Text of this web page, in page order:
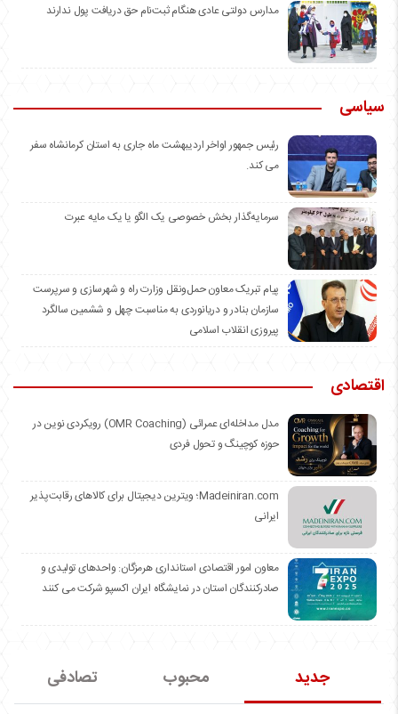
مدارس دولتی عادی هنگام ثبت‌نام حق دریافت پول ندارند
سیاسی
رئیس جمهور اواخر اردیبهشت ماه جاری به استان کرمانشاه سفر
می کند.
سرمایه‌گذار بخش خصوصی یک الگو یا یک مایه عبرت
️پیام تبریک معاون حمل‌ونقل وزارت راه و شهرسازی و سرپرست
سازمان بنادر و دریانوردی به مناسبت چهل و ششمین سالگرد
پیروزی انقلاب اسلامی
اقتصادی
مدل مداخله‌ای عمرائی (OMR Coaching) رویکردی نوین در
حوزه کوچینگ و تحول فردی
Madeiniran.com؛ ویترین دیجیتال برای کالاهای رقابت‌پذیر
ایرانی
معاون امور اقتصادی استانداری هرمزگان: واحدهای تولیدی و
صادرکنندگان استان در نمایشگاه ایران اکسپو شرکت می کنند
جدید محبوب تصادفی